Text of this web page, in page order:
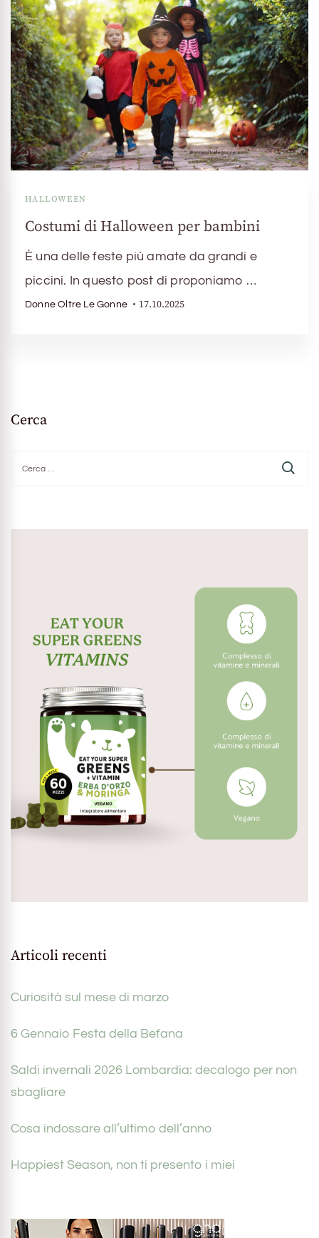
HALLOWEEN
Costumi di Halloween per bambini
È una delle feste più amate da grandi e
piccini. In questo post di proponiamo …
Donne Oltre Le Gonne 17.10.2025
Cerca
per:
Articoli recenti
Curiosità sul mese di marzo
6 Gennaio Festa della Befana
Saldi invernali 2026 Lombardia: decalogo per non
sbagliare
Cosa indossare all’ultimo dell’anno
Happiest Season, non ti presento i miei